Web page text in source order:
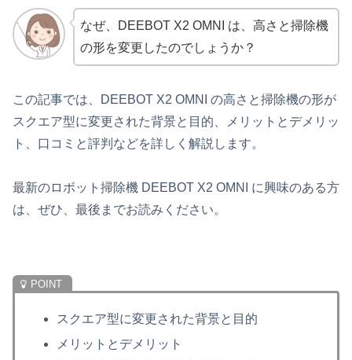
なぜ、DEEBOT X2 OMNI は、高さと掃除機
の形を変更したのでしょうか？
この記事では、DEEBOT X2 OMNI の高さと掃除機の形が
スクエア型に変更された背景と目的、メリットとデメリッ
ト、口コミと評判などを詳しく解説します。
最新のロボット掃除機 DEEBOT X2 OMNI に興味のある方
は、ぜひ、最後までお読みください。
スクエア型に変更された背景と目的
メリットとデメリット